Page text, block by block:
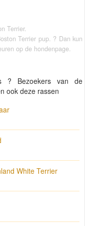
Terrier.
Terrier pup. ? Dan kun
op de hondenpage.
? Bezoekers van de
ook deze rassen
White Terrier